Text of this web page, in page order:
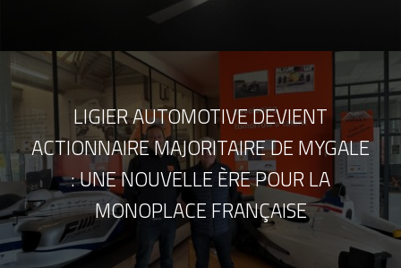
LIGIER AUTOMOTIVE DEVIENT
ACTIONNAIRE MAJORITAIRE DE MYGALE
: UNE NOUVELLE ÈRE POUR LA
MONOPLACE FRANÇAISE